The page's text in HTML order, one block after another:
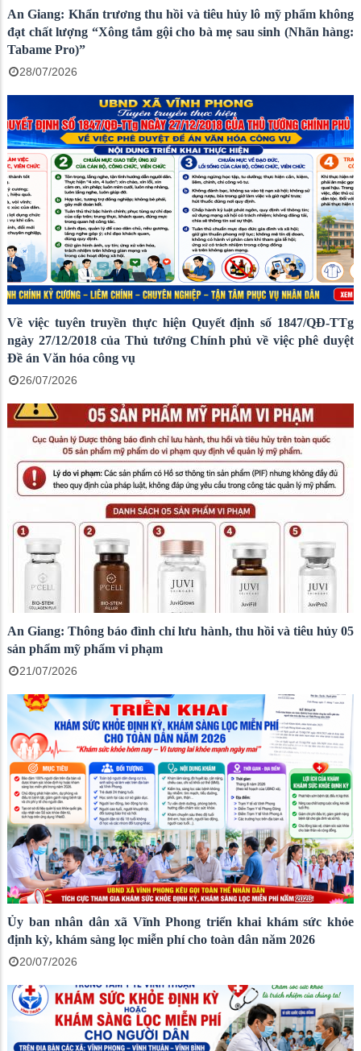
An Giang: Khẩn trương thu hồi và tiêu hủy lô mỹ phẩm không
đạt chất lượng “Xông tắm gội cho bà mẹ sau sinh (Nhãn hàng:
Tabame Pro)”
28/07/2026
Về việc tuyên truyền thực hiện Quyết định số 1847/QĐ-TTg
ngày 27/12/2018 của Thủ tướng Chính phủ về việc phê duyệt
Đề án Văn hóa công vụ
26/07/2026
An Giang: Thông báo đình chỉ lưu hành, thu hồi và tiêu hủy 05
sản phẩm mỹ phẩm vi phạm
21/07/2026
Ủy ban nhân dân xã Vĩnh Phong triển khai khám sức khỏe
định kỳ, khám sàng lọc miễn phí cho toàn dân năm 2026
20/07/2026